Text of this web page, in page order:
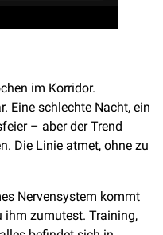
im Korridor.
Eine schlechte Nacht, ein
– aber der Trend
Die Linie atmet, ohne zu
Nervensystem kommt
ihm zumutest. Training,